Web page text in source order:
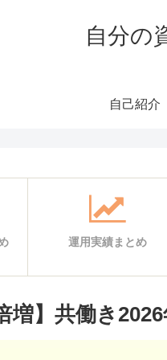
自分の
自己紹介
運用実績まとめ
増】共働き